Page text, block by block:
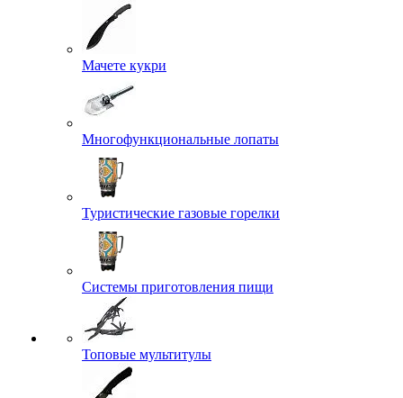
Мачете кукри
Многофункциональные лопаты
Туристические газовые горелки
Системы приготовления пищи
Топовые мультитулы